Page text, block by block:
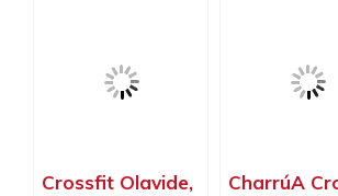
Crossfit Olavide,
CharrúA